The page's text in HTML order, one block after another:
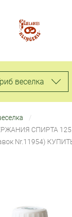
веселкa
СПИРТА 125
Nr.11954)